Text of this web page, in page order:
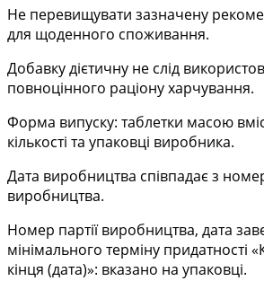
Не перевищувати зазначену
для щоденного споживання.
Добавку дієтичну не слід
повноцінного раціону харчування.
Форма випуску: таблетки масою
кількості та упаковці виробника.
Дата виробництва співпадає з
виробництва.
Номер партії виробництва, дата
мінімального терміну придатності
кінця (дата)»: вказано на упаковці.